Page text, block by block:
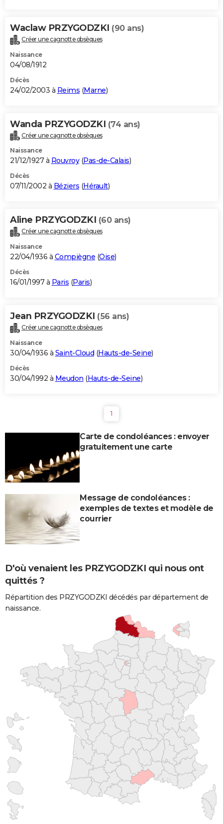
Waclaw PRZYGODZKI (90 ans)
Créer une cagnotte obsèques
Naissance
04/08/1912
Décès
24/02/2003 à Reims (Marne)
Wanda PRZYGODZKI (74 ans)
Créer une cagnotte obsèques
Naissance
21/12/1927 à Rouvroy(Pas-de-Calais)
Décès
07/11/2002 à Béziers (Hérault)
Aline PRZYGODZKI (60 ans)
Créer une cagnotte obsèques
Naissance
22/04/1936 à Compiègne (Oise)
Décès
16/01/1997 à Paris (Paris)
Jean PRZYGODZKI (56 ans)
Créer une cagnotte obsèques
Naissance
30/04/1936 à Saint-Cloud (Hauts-de-Seine)
Décès
30/04/1992 à Meudon (Hauts-de-Seine)
1
Carte de condoléances : envoyer
gratuitement une carte
Message de condoléances :
exemples de textes et modèle de
courrier
D'où venaient les PRZYGODZKI qui nous ont
quittés ?
Répartition des PRZYGODZKI décédés par département de
naissance.